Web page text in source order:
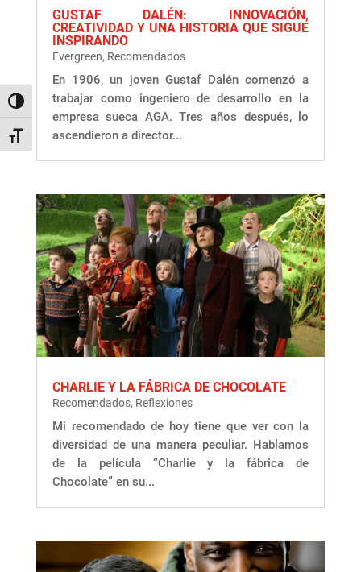
Alternar alto contraste
Alternar tamaño de letra
GUSTAF DALÉN: INNOVACIÓN,
CREATIVIDAD Y UNA HISTORIA QUE SIGUE
INSPIRANDO
Evergreen, Recomendados
En 1906, un joven Gustaf Dalén comenzó a
trabajar como ingeniero de desarrollo en la
empresa sueca AGA. Tres años después, lo
ascendieron a director...
CHARLIE Y LA FÁBRICA DE CHOCOLATE
Recomendados, Reflexiones
Mi recomendado de hoy tiene que ver con la
diversidad de una manera peculiar. Hablamos
de la película “Charlie y la fábrica de
Chocolate” en su...